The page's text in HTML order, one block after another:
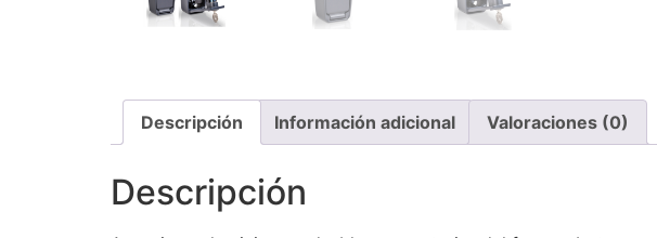
Descripción Información adicional Valoraciones (0)
Descripción